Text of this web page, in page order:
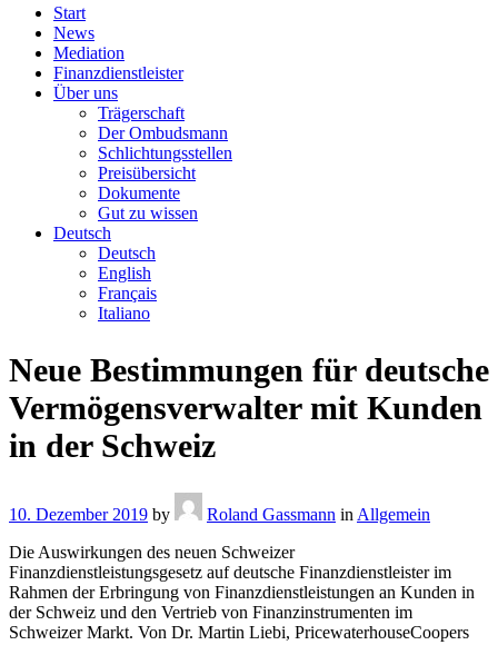
Start
News
Mediation
Finanzdienstleister
Über uns
Trägerschaft
Der Ombudsmann
Schlichtungsstellen
Preisübersicht
Dokumente
Gut zu wissen
Deutsch
Deutsch
English
Français
Italiano
Neue Bestimmungen für deutsche
Vermögensverwalter mit Kunden
in der Schweiz
10. Dezember 2019 by Roland Gassmann in Allgemein
Die Auswirkungen des neuen Schweizer
Finanzdienstleistungsgesetz auf deutsche Finanzdienstleister im
Rahmen der Erbringung von Finanzdienstleistungen an Kunden in
der Schweiz und den Vertrieb von Finanzinstrumenten im
Schweizer Markt. Von Dr. Martin Liebi, PricewaterhouseCoopers